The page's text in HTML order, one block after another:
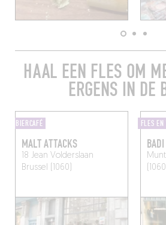
HAAL EEN FLES OM
ERGENS IN DE
BIERCAFÉ
MALT ATTACKS
18 Jean Volderslaan
Brussel (1060)
FLES EN
BADI
(1060)